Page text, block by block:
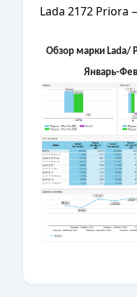
Lada 2172 Priora
Обзор марки Lada/
Январь-